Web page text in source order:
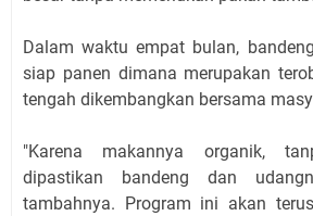
Dalam waktu empat bulan,
siap panen dimana merupakan
tengah dikembangkan bersama
"Karena makannya organik,
dipastikan bandeng dan
tambahnya. Program ini akan